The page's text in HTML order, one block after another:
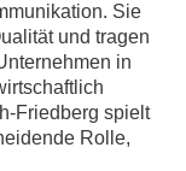
Sie
und tragen
in
Friedberg spielt
Rolle,